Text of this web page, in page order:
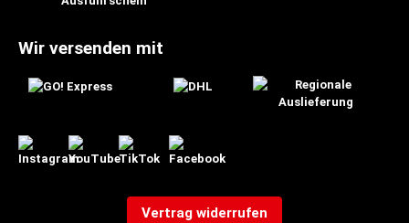
Wir versenden mit
Vertrag widerrufen